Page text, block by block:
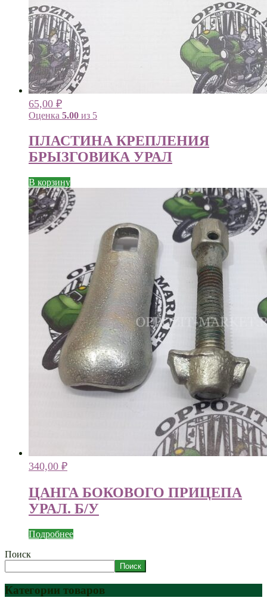
65,00 ₽
Оценка 5.00 из 5
ПЛАСТИНА КРЕПЛЕНИЯ
БРЫЗГОВИКА УРАЛ
В корзину
340,00 ₽
ЦАНГА БОКОВОГО ПРИЦЕПА
УРАЛ. Б/У
Подробнее
Поиск
Поиск
Категории товаров